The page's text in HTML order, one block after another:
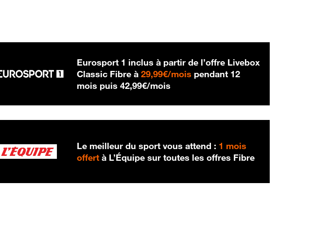
Eurosport 1 inclus à partir de l’offre Livebox
Classic Fibre à29,99€/mois 29,99 € par mois
pendant 12
mois puis42,99€/mois
Le meilleur du sport vous attend : 1 mois
offert à L’Équipe sur toutes les offres Fibre